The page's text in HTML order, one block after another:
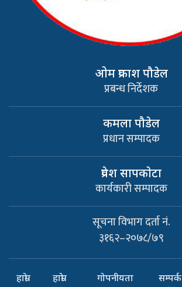
ओम प्रकाश पौडेल
प्रबन्ध निर्देशक
कमला पौडेल
प्रधान सम्पादक
प्रवेश सापकाेटा
कार्यकारी सम्पादक
सूचना विभाग दर्ता नं.
३१६२–२०७८/७९
हाम्रो
हाम्रो
गोपनीयता
सम्पर्क